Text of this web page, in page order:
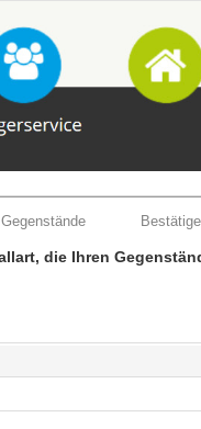
Gegenstände
die Ihren